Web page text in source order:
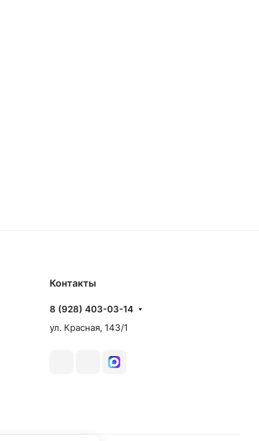
Контакты
8 (928) 403-03-14
ул. Красная, 143/1